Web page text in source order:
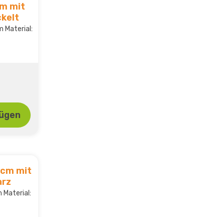
mit
Material:
mit
Material: